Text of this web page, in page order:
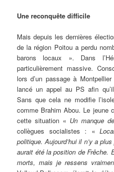
Une reconquête difficile
Mais depuis les dernières
de la région Poitou a perdu
barons locaux ». Dans
particulièrement massive.
lors d’un passage à
lancé un appel au PS afin
Sans que cela ne modifie
comme Brahim Abou. Le jeune
cette situation « Un manque
collègues socialistes : «
politique. Aujourd’hui il n’y a
aurait été la position de Frêche.
morts, mais je ressens